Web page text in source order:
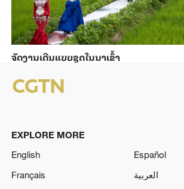
ຈັດງານເດີນແບບຊຸດໃນນາເຂົ້າ
EXPLORE MORE
English
Español
Français
العربية